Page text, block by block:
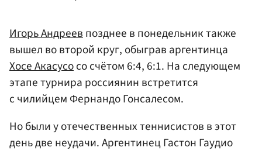
Игорь Андреевпозднее в понедельник также
вышел во второй круг, обыграв аргентинца
Хосе Акасусосо счётом 6:4, 6:1. На следующем
этапе турнира россиянин встретится
с чилийцем Фернандо Гонсалесом.
Но были у отечественных теннисистов в этот
день две неудачи. Аргентинец Гастон Гаудио